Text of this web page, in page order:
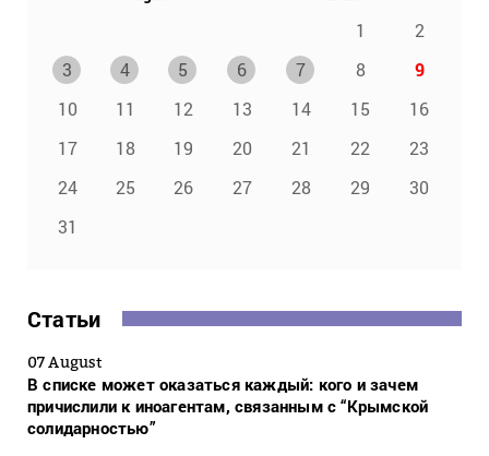
1
2
3
4 5 6 7 8
9
10
11 12 13 14 15
16
17
18 19 20 21 22
23
24
25 26 27 28 29
30
31
Статьи
07 August
В списке может оказаться каждый: кого и зачем
причислили к иноагентам, связанным с “Крымской
солидарностью”